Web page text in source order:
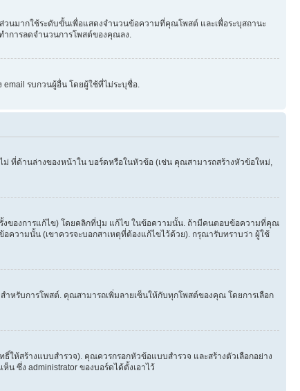
มากใช้ระดับขั้นเพื่อแสดงจำนวนข้อความที่คุณโพสต์ และเพื่อระบุสถานะ
ำการลดจำนวนการโพสต์ของคุณลง.
รบกวนผู้อื่น โดยผู้ใช้ที่ไม่ระบุชื่อ.
ด้านล่างของหน้าใน บอร์ดหรือในหัวข้อ (เช่น คุณสามารถสร้างหัวข้อใหม่,
งของการแก้ไข) โดยคลิกที่ปุ่ม แก้ไข ในข้อความนั้น. ถ้ามีคนตอบข้อความที่คุณ
ความนั้น (เขาควรจะบอกสาเหตุที่ต้องแก้ไขไว้ด้วย). กรุณารับทราบว่า ผู้ใช้
หรับการโพสต์. คุณสามารถเพิ่มลายเซ็นให้กับทุกโพสต์ของคุณ โดยการเลือก
สร้างแบบสำรวจ). คุณควรกรอกหัวข้อแบบสำรวจ และสร้างตัวเลือกอย่าง
น ซึ่ง administrator ของบอร์ดได้ตั้งเอาไว้